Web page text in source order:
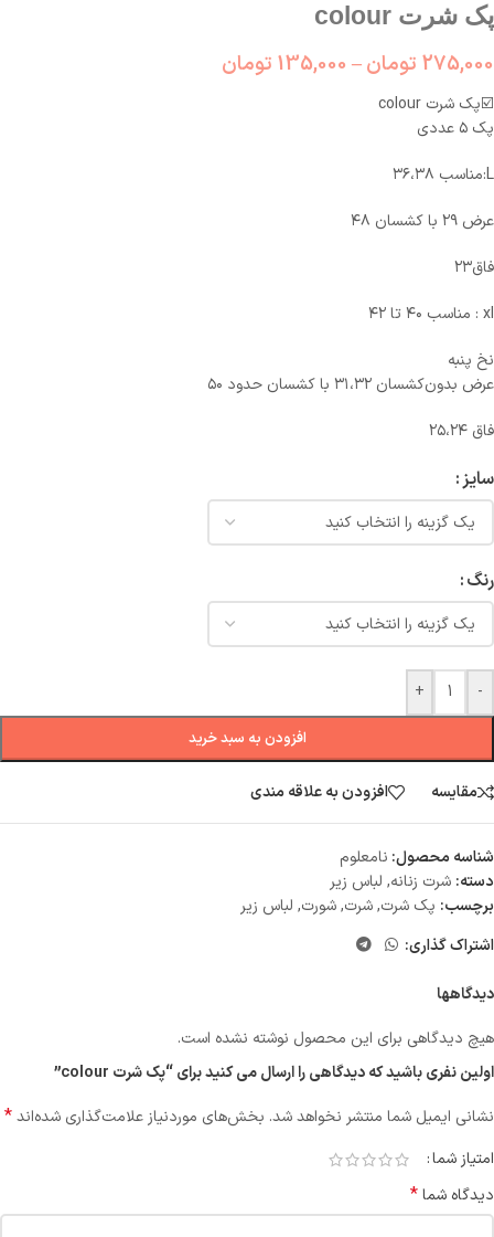
پک شرت colour
275,000 تومان–
135,000 تومان
☑️پک شرت colour
پک ۵ عددی
L:مناسب ۳۶،۳۸
عرض ۲۹ با کشسان ۴۸
فاق۲۳
xl : مناسب ۴۰ تا ۴۲
نخ پنبه
عرض بدون‌کشسان ۳۱،۳۲ با کشسان حدود ۵۰
فاق ۲۵،۲۴
سایز
رنگ
-
+
افزودن به سبد خرید
مقایسه افزودن به علاقه مندی
شناسه محصول: نامعلوم
دسته: شرت زنانه, لباس زیر
برچسب: پک شرت,شرت,شورت, لباس زیر
اشتراک گذاری:
دیدگاهها
هیچ دیدگاهی برای این محصول نوشته نشده است.
اولین نفری باشید که دیدگاهی را ارسال می کنید برای “پک شرت colour”
نشانی ایمیل شما منتشر نخواهد شد. بخش‌های موردنیاز علامت‌گذاری شده‌اند*
امتیاز شما
دیدگاه شما*